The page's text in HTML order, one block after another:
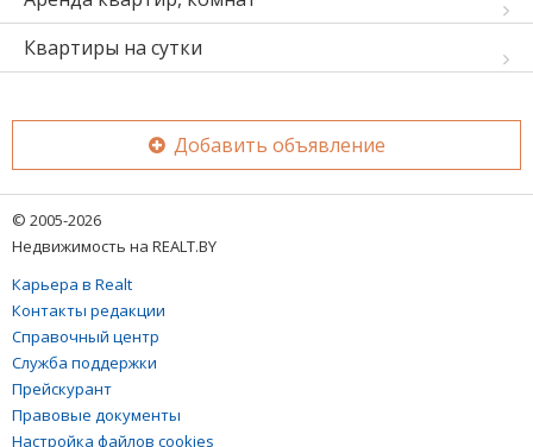
Квартиры на сутки
Добавить объявление
© 2005-2026
Недвижимость на REALT.BY
Карьера в Realt
Контакты редакции
Справочный центр
Служба поддержки
Прейскурант
Правовые документы
Настройка файлов cookies